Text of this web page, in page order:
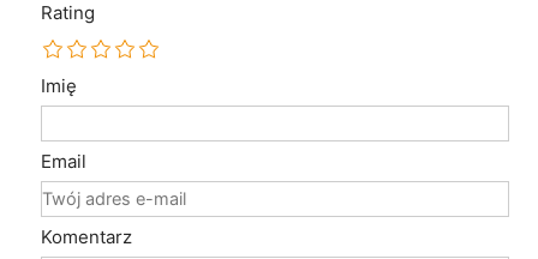
Rating
Imię
Email
Komentarz